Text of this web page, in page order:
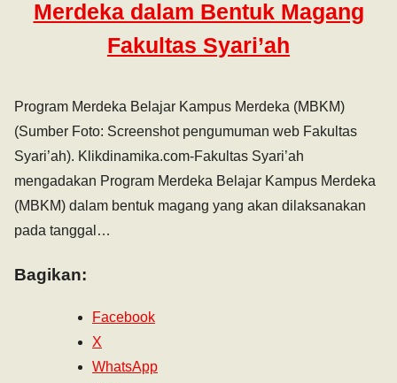
Merdeka dalam Bentuk Magang
Fakultas Syari’ah
Program Merdeka Belajar Kampus Merdeka (MBKM)
(Sumber Foto: Screenshot pengumuman web Fakultas
Syari’ah). Klikdinamika.com-Fakultas Syari’ah
mengadakan Program Merdeka Belajar Kampus Merdeka
(MBKM) dalam bentuk magang yang akan dilaksanakan
pada tanggal…
Bagikan:
Facebook
X
WhatsApp